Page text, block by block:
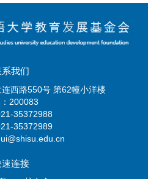
我们
西路550号 第62幢小洋楼
200083
35372988
35372989
速连接